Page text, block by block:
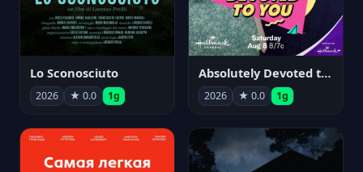
Lo Sconosciuto
2026 ★ 0.0 1g
Absolutely Devoted to You
2026 ★ 0.0 1g